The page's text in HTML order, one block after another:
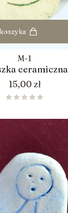
M-1
ceramiczna
Cena
15,00 zł